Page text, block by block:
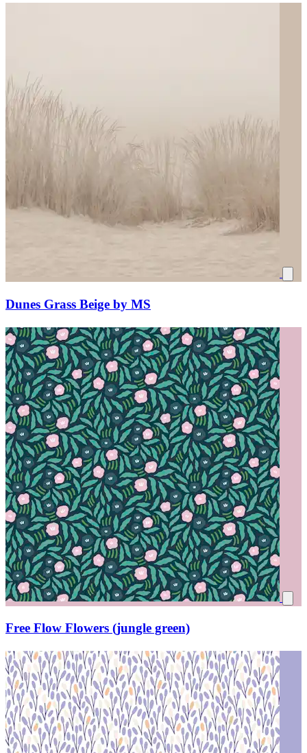
Dunes Grass Beige by MS
Free Flow Flowers (jungle green)